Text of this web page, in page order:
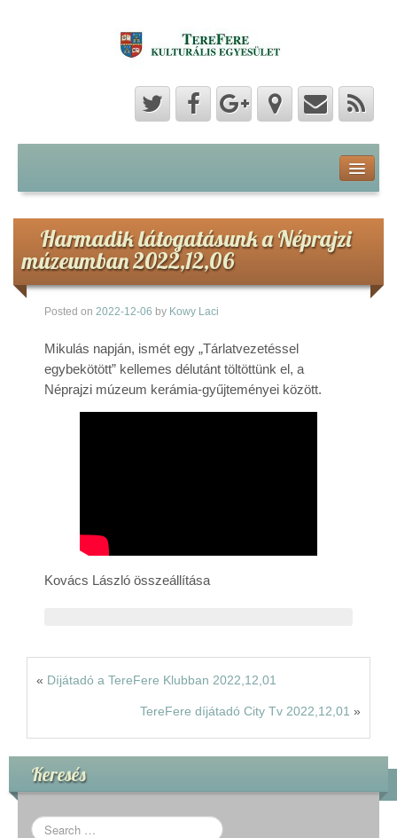
Hozzászólások
Hírek
Képek
Videók
Rólunk
Harmadik látogatásunk a Néprajzi
múzeumban 2022,12,06
Posted on 2022-12-06 by Kowy Laci
Mikulás napján, ismét egy „Tárlatvezetéssel
egybekötött” kellemes délutánt töltöttünk el, a
Néprajzi múzeum kerámia-gyűjteményei között.
Kovács László összeállítása
« Díjátadó a TereFere Klubban 2022,12,01
TereFere díjátadó City Tv 2022,12,01 »
Keresés